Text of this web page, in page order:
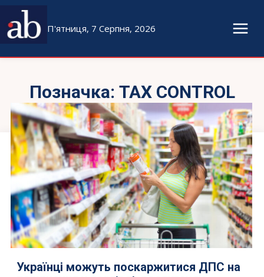
П'ятниця, 7 Серпня, 2026
Позначка: TAX CONTROL
Українці можуть поскаржитися ДПС на